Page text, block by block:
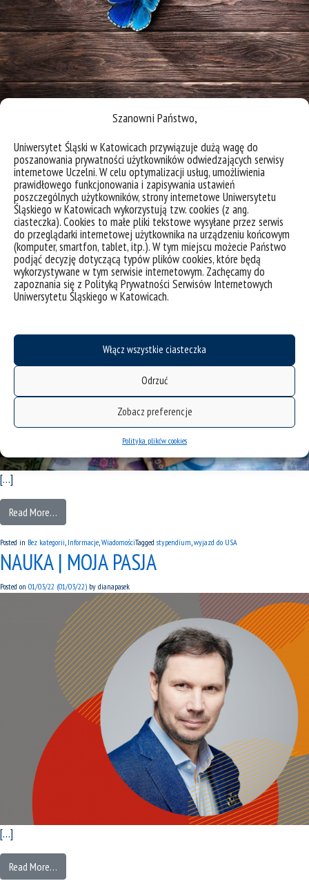
Szanowni Państwo,
Uniwersytet Śląski w Katowicach przywiązuje dużą wagę do
poszanowania prywatności użytkowników odwiedzających serwisy
internetowe Uczelni. W celu optymalizacji usług, umożliwienia
prawidłowego funkcjonowania i zapisywania ustawień
poszczególnych użytkowników, strony internetowe Uniwersytetu
Śląskiego w Katowicach wykorzystują tzw. cookies (z ang.
ciasteczka). Cookies to małe pliki tekstowe wysyłane przez serwis
do przeglądarki internetowej użytkownika na urządzeniu końcowym
(komputer, smartfon, tablet, itp.). W tym miejscu możecie Państwo
podjąć decyzję dotyczącą typów plików cookies, które będą
wykorzystywane w tym serwisie internetowym. Zachęcamy do
zapoznania się z Polityką Prywatności Serwisów Internetowych
Uniwersytetu Śląskiego w Katowicach.
Włącz wszystkie ciasteczka
Odrzuć
Zobacz preferencje
Polityka plików cookies
Read More…
Posted inBez kategorii
Stypendiym Polsko-Amerykańskiej
Komisji Fulbrighta na wyjazd do USA
Posted on04/03/22(04/03/22)bydianapasek
[…]
Read More…
Posted in Bez kategorii, Informacje,WiadomościTagged stypendium,wyjazd do USA
NAUKA | MOJA PASJA
Posted on 01/03/22 (01/03/22) by dianapasek
[…]
Read More…